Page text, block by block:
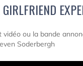
ou la bande
Soderbergh